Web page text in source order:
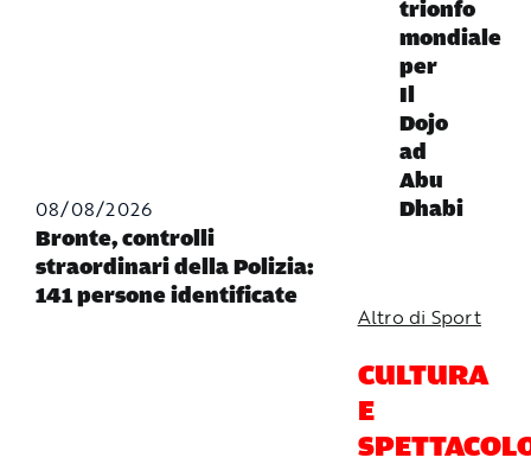
08/08/2026
Bronte, controlli
straordinari della Polizia:
141 persone identificate
trionfo
mondiale
per
Il
Dojo
ad
Abu
Dhabi
Altro di Sport
CULTURA
E